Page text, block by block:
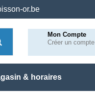
or.be
Mon Compte
Créer un compte
& horaires